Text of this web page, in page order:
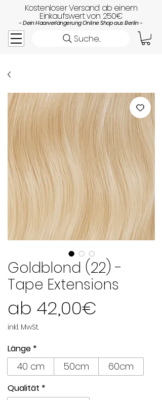
Kostenloser Versand ab einem
Einkaufswert von 250€
- Dein Haarverlängerung Online Shop aus Berlin -
Suche...
Goldblond (22) -
Tape Extensions
ab 42,00€
inkl. MwSt.
Länge *
40 cm 50cm 60cm
Qualität *